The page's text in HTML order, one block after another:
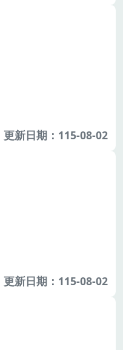
更新日期：115-08-02
更新日期：115-08-02